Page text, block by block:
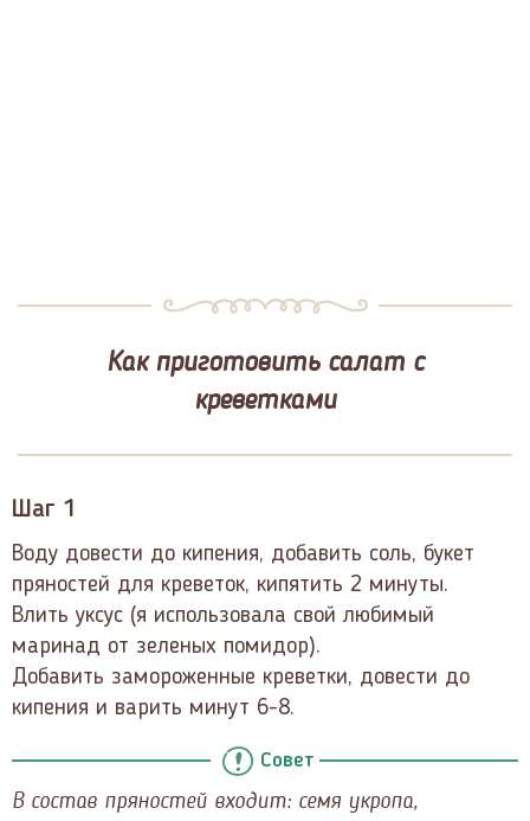
Как приготовить салат с
креветками
Шаг 1
Воду довести до кипения, добавить соль, букет
пряностей для креветок, кипятить 2 минуты.
Влить уксус (я использовала свой любимый
маринад от зеленых помидор).
Добавить замороженные креветки, довести до
кипения и варить минут 6-8.
Совет
В состав пряностей входит: семя укропа,